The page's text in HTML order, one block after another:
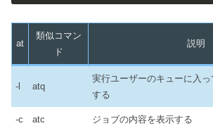
at
類似コマン
ド
説明
-l atq
実行ユーザーのキューに入
する
-c atc ジョブの内容を表示する